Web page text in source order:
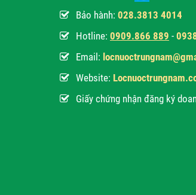
Bảo hành: 028.3813 4014
Hotline: 0909.866 889 -
Email:
Website:
Giấy chứng nhận đăng ký